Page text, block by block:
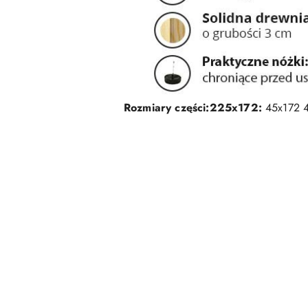
Rozmiary części:225x172: 45x172